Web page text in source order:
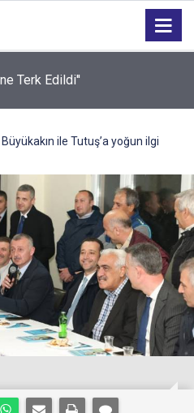
Terk Edildi''
Büyükakın ile Tutuş’a yoğun ilgi